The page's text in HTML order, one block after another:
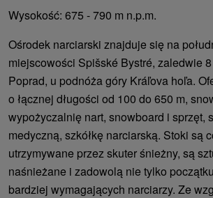
Wysokość: 675 - 790 m n.p.m.
Ośrodek narciarski znajduje się na
miejscowości Spišské Bystré, zaledwie
Poprad, u podnóża góry Kráľova hoľa.
o łącznej długości od 100 do 650 m,
wypożyczalnię nart, snowboard i sprzęt,
medyczną, szkółkę narciarską. Stoki są
utrzymywane przez skuter śnieżny, są
naśnieżane i zadowolą nie tylko
bardziej wymagających narciarzy. Ze